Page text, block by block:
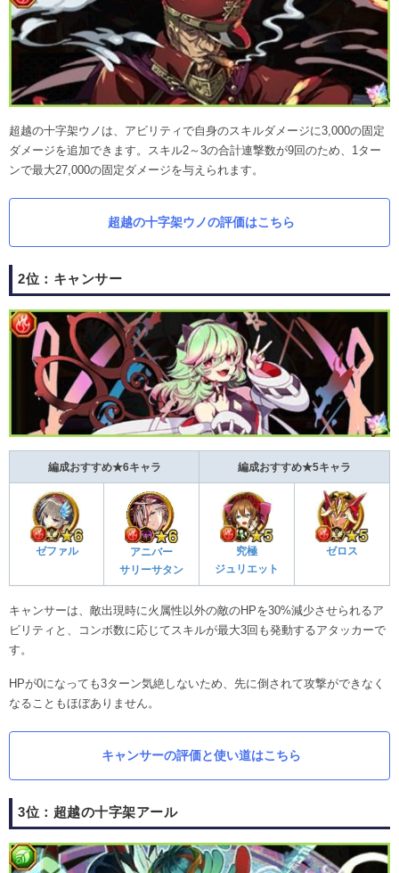
超越の十字架ウノは、アビリティで自身のスキルダメージに3,000の固定
ダメージを追加できます。スキル2～3の合計連撃数が9回のため、1ター
ンで最大27,000の固定ダメージを与えられます。
超越の十字架ウノの評価はこちら
2位：キャンサー
編成おすすめ★6キャラ 編成おすすめ★5キャラ
ゼファル
アニバー
サリーサタン
究極
ジュリエット
ゼロス
キャンサーは、敵出現時に火属性以外の敵のHPを30%減少させられるア
ビリティと、コンボ数に応じてスキルが最大3回も発動するアタッカーで
す。
HPが0になっても3ターン気絶しないため、先に倒されて攻撃ができなく
なることもほぼありません。
キャンサーの評価と使い道はこちら
3位：超越の十字架アール